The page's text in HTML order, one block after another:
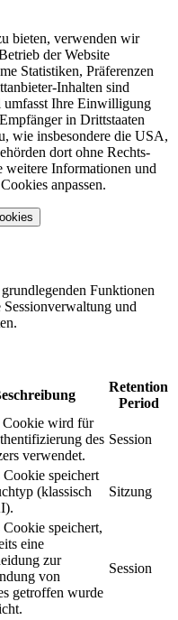
bieten, verwenden wir
der Website
Statistiken, Präferenzen
Inhalten sind
Ihre Einwilligung
in Drittstaaten
wie insbesondere die USA,
dort ohne Rechts­
weitere Informationen und
anpassen.
Funktionen
und
Retention
Period
Cookie wird für
des
verwendet.
Session
Cookie speichert
(klassisch
Sitzung
Cookie speichert,
eine
zur
von
getroffen wurde
Session